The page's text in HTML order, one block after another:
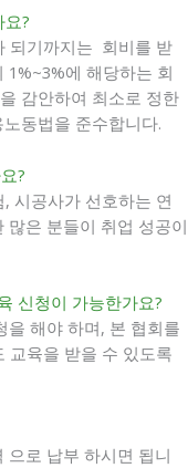
?
되기까지는 회비를 받
1%~3%에 해당하는 회
감안하여 최소로 정한
동법을 준수합니다.
?
시공사가 선호하는 연
많은 분들이 취업 성공이
신청이 가능한가요?
을 해야 하며, 본 협회를
교육을 받을 수 있도록
으로 납부 하시면 됩니